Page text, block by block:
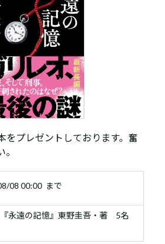
をプレゼントしております。奮
08 00:00 まで
永遠の記憶』東野圭吾・著 5名